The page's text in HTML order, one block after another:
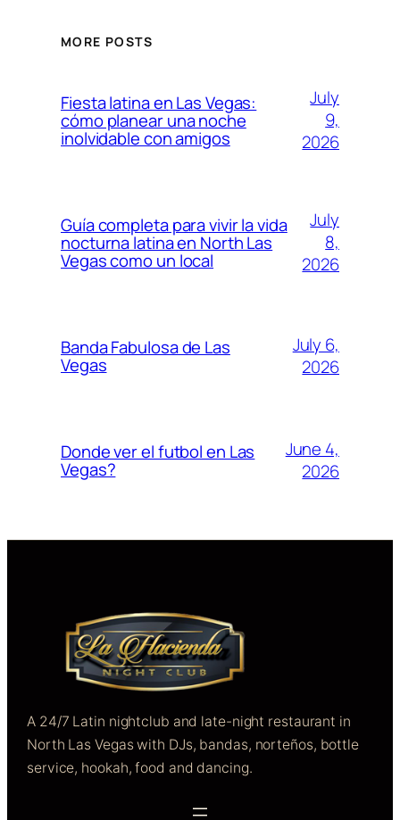
MORE POSTS
Fiesta latina en Las Vegas:
cómo planear una noche
inolvidable con amigos
July
9,
2026
Guía completa para vivir la vida
nocturna latina en North Las
Vegas como un local
July
8,
2026
Banda Fabulosa de Las
Vegas
July 6,
2026
Donde ver el futbol en Las
Vegas?
June 4,
2026
A 24/7 Latin nightclub and late-night restaurant in
North Las Vegas with DJs, bandas, norteños, bottle
service, hookah, food and dancing.